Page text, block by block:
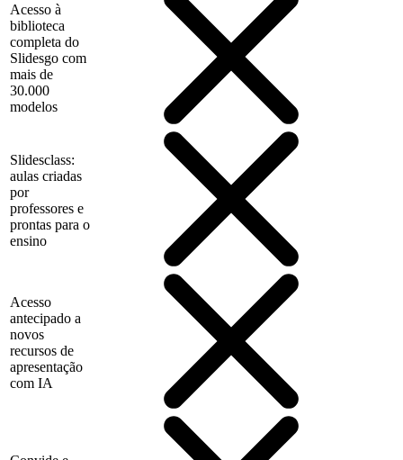
Acesso à
biblioteca
completa do
Slidesgo com
mais de
30.000
modelos
Slidesclass:
aulas criadas
por
professores e
prontas para o
ensino
Acesso
antecipado a
novos
recursos de
apresentação
com IA